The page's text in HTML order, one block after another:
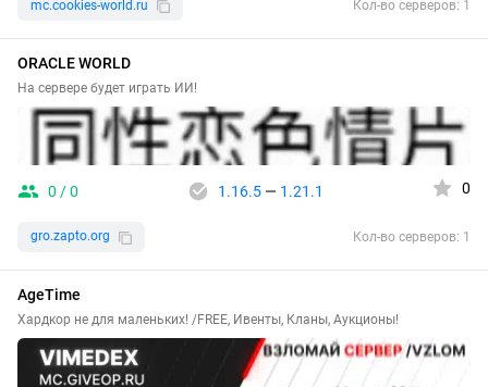
mc.cookies-world.ru Кол-во серверов: 1
ORACLE WORLD
На сервере будет играть ИИ!
0 / 0 1.16.5— 1.21.1 0
gro.zapto.org Кол-во серверов: 1
AgeTime
Хардкор не для маленьких! /FREE, Ивенты, Кланы, Аукционы!